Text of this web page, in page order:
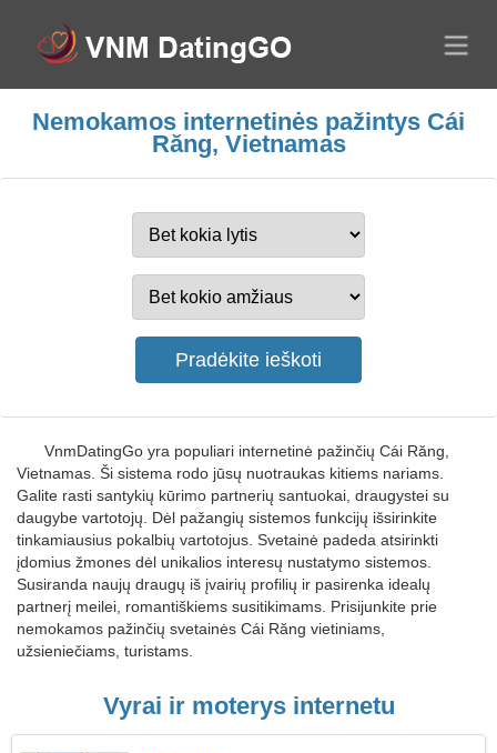
Nemokamos internetinės pažintys Cái
Răng, Vietnamas
VnmDatingGo yra populiari internetinė pažinčių Cái Răng,
Vietnamas. Ši sistema rodo jūsų nuotraukas kitiems nariams.
Galite rasti santykių kūrimo partnerių santuokai, draugystei su
daugybe vartotojų. Dėl pažangių sistemos funkcijų išsirinkite
tinkamiausius pokalbių vartotojus. Svetainė padeda atsirinkti
įdomius žmones dėl unikalios interesų nustatymo sistemos.
Susiranda naujų draugų iš įvairių profilių ir pasirenka idealų
partnerį meilei, romantiškiems susitikimams. Prisijunkite prie
nemokamos pažinčių svetainės Cái Răng vietiniams,
užsieniečiams, turistams.
Vyrai ir moterys internetu